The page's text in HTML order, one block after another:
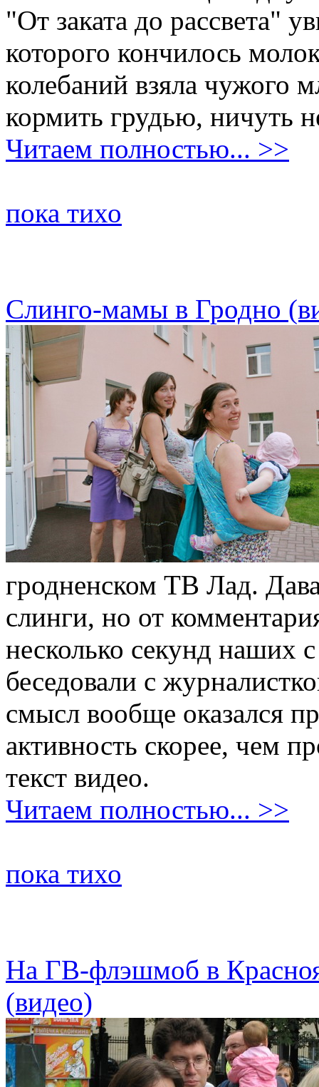
"От заката до рассвета"
которого кончилось
колебаний взяла чужого
кормить грудью, ничуть
Читаем полностью... >>
пока тихо
Слинго-мамы в Гродно
гродненском ТВ Лад.
слинги, но от
несколько секунд наших
беседовали с
смысл вообще оказался
активность скорее, чем
текст видео.
Читаем полностью... >>
пока тихо
На ГВ-флэшмоб в
(видео)